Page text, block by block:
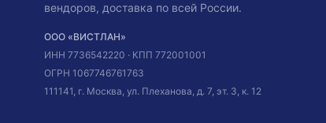
вендоров, доставка по всей России.
ООО «ВИСТЛАН»
ИНН 7736542220 · КПП 772001001
ОГРН 1067746761763
111141, г. Москва, ул. Плеханова, д. 7, эт. 3, к. 12